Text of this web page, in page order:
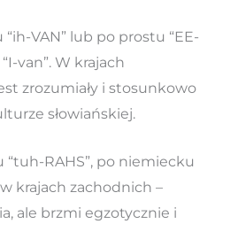
VAN” lub po prostu “EE-
van”. W krajach
zrozumiały i stosunkowo
słowiańskiej.
RAHS”, po niemiecku
w krajach zachodnich –
ale brzmi egzotycznie i